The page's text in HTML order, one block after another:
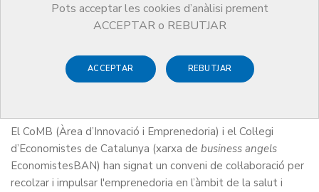
Pots acceptar les cookies d’anàlisi prement
ACCEPTAR o REBUTJAR
ACCEPTAR REBUTJAR
el Col·legi d’Economistes de
El CoMB (Àrea d’Innovació i Emprenedoria) i el Col·legi
d’Economistes de Catalunya (xarxa de business angels
EconomistesBAN) han signat un conveni de col·laboració per
recolzar i impulsar l'emprenedoria en l’àmbit de la salut i